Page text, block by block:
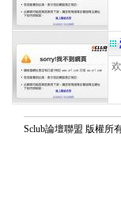
Sclub論壇聯盟 版權所